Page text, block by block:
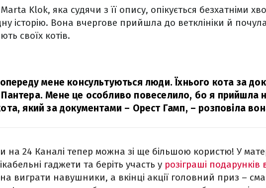
Klok, яка судячи з її опису, опікується безхатніми
історію. Вона вчергове прийшла до ветклініки й
своїх котів.
мене консультуються люди. Їхнього кота за
Пантера. Мене це особливо повеселило, бо я прийшла
який за документами – Орест Гамп, – розповіла
на 24 Каналі тепер можна зі ще більшою користю! У
гаджети та беріть участь у розіграші подарунків
виграти навушники, а вкінці акції головний приз –